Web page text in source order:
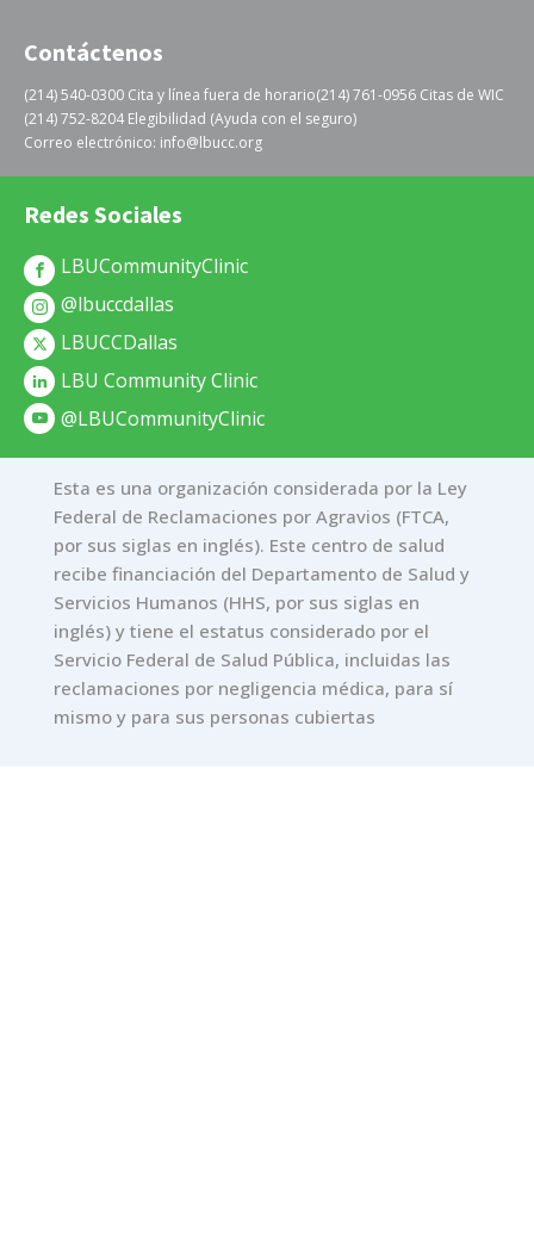
Contáctenos
(214) 540-0300 Cita y línea fuera de horario(214) 761-0956 Citas de WIC
(214) 752-8204 Elegibilidad (Ayuda con el seguro)
Correo electrónico: info@lbucc.org
Redes Sociales
LBUCommunityClinic
@lbuccdallas
LBUCCDallas
LBU Community Clinic
@LBUCommunityClinic
Esta es una organización considerada por la Ley
Federal de Reclamaciones por Agravios (FTCA,
por sus siglas en inglés). Este centro de salud
recibe financiación del Departamento de Salud y
Servicios Humanos (HHS, por sus siglas en
inglés) y tiene el estatus considerado por el
Servicio Federal de Salud Pública, incluidas las
reclamaciones por negligencia médica, para sí
mismo y para sus personas cubiertas